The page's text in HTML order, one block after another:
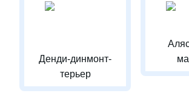
Денди-динмонт-
терьер